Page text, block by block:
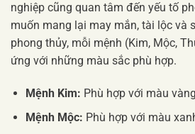
nghiệp cũng quan tâm đến yếu tố
muốn mang lại may mắn, tài lộc và
phong thủy, mỗi mệnh (Kim, Mộc,
ứng với những màu sắc phù hợp.
Mệnh Kim: Phù hợp với màu
Mệnh Mộc: Phù hợp với màu